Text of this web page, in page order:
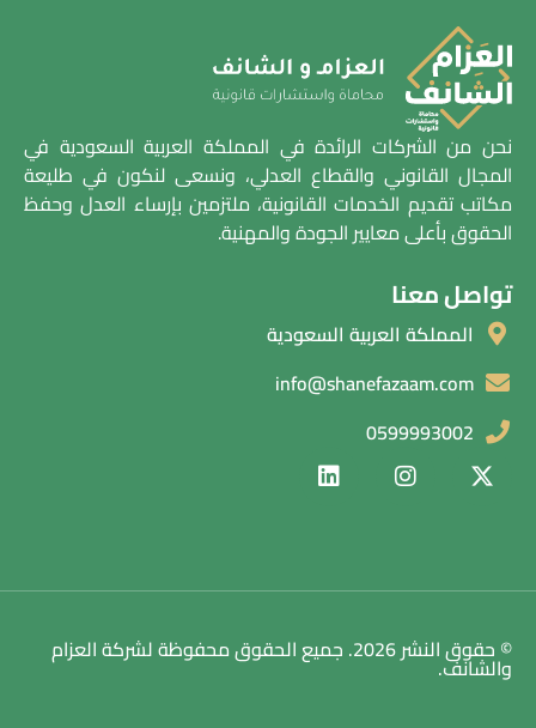
نحن من الشركات الرائدة في المملكة العربية السعودية في
المجال القانوني والقطاع العدلي، ونسعى لنكون في طليعة
مكاتب تقديم الخدمات القانونية، ملتزمين بإرساء العدل وحفظ
الحقوق بأعلى معايير الجودة والمهنية.
تواصل معنا
المملكة العربية السعودية
info@shanefazaam.com
0599993002
© حقوق النشر 2026. جميع الحقوق محفوظة لشركة العزام
والشانف.